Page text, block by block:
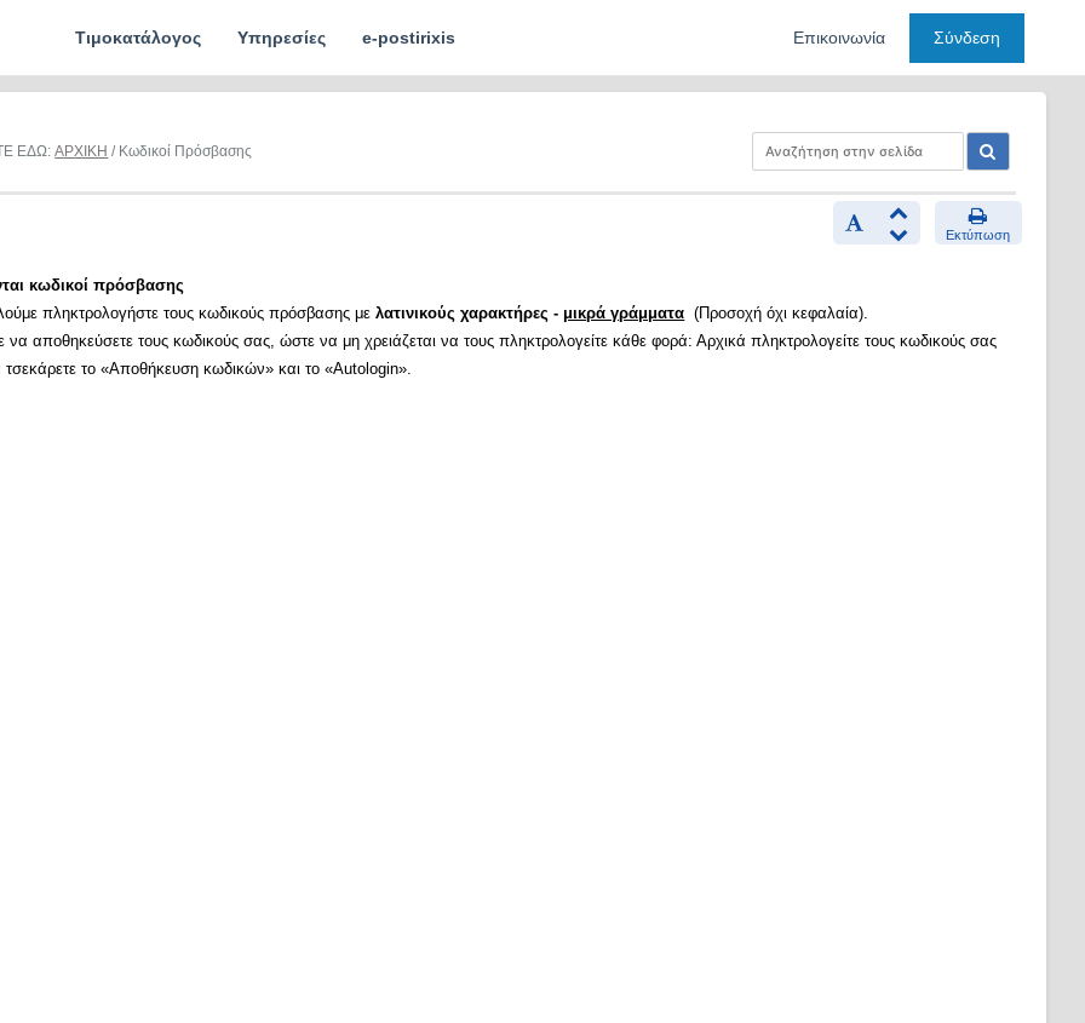
Τιμοκατάλογος Υπηρεσίες e-postirixis Επικοινωνία Σύνδεση
ΕΔΩ:ΑΡΧΙΚΗ / Κωδικοί Πρόσβασης
Εκτύπωση
κωδικοί πρόσβασης
πληκτρολογήστε τους κωδικούς πρόσβασης μελατινικούς χαρακτήρες - μικρά γράμματα (Προσοχή όχι κεφαλαία).
να αποθηκεύσετε τους κωδικούς σας, ώστε να μη χρειάζεται να τους πληκτρολογείτε κάθε φορά: Αρχικά πληκτρολογείτε τους κωδικούς σας
τσεκάρετε το «Αποθήκευση κωδικών» και το «Autologin».